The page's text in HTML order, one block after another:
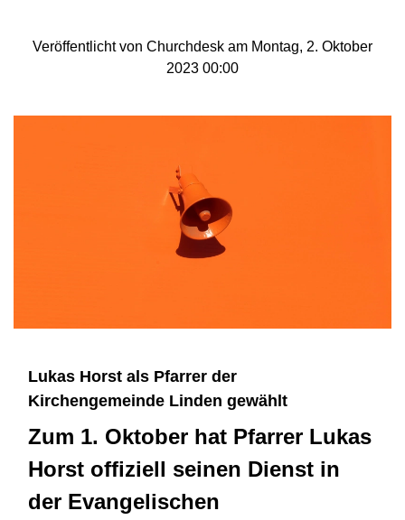
Veröffentlicht von Churchdesk am Montag, 2. Oktober
2023 00:00
Lukas Horst als Pfarrer der
Kirchengemeinde Linden gewählt
Zum 1. Oktober hat Pfarrer Lukas
Horst offiziell seinen Dienst in
der Evangelischen